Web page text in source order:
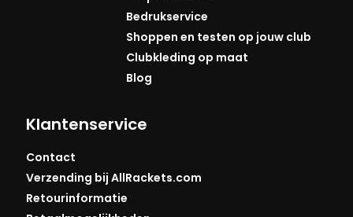
Bedrukservice
Shoppen en testen op jouw club
Clubkleding op maat
Blog
Klantenservice
Contact
Verzending bij AllRackets.com
Retourinformatie